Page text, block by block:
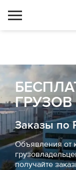
ГРУЗОВ
Заказы по
Объявления от
получайте